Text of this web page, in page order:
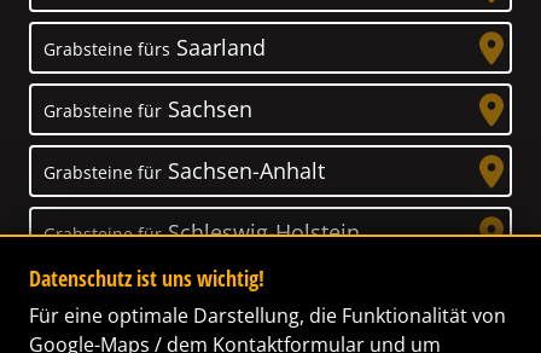
Grabsteine fürs Saarland
Grabsteine für Sachsen
Grabsteine für Sachsen-Anhalt
Grabsteine fürSchleswig-Holstein
Thüringen
Datenschutz ist uns wichtig!
Für eine optimale Darstellung, die Funktionalität von
Google-Maps / dem Kontaktformular und um